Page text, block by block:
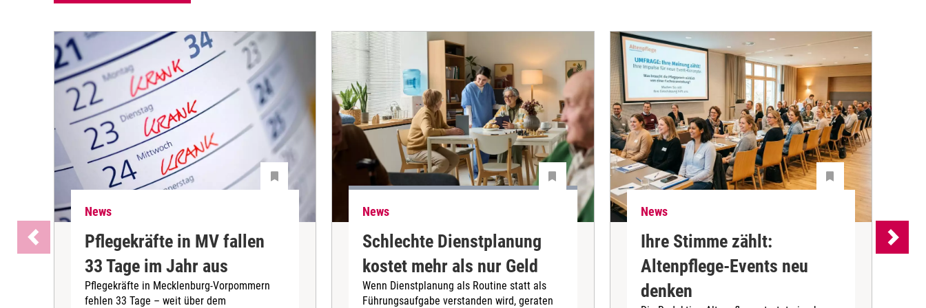
News
Pflegekräfte in MV fallen
33 Tage im Jahr aus
Pflegekräfte in Mecklenburg-Vorpommern
fehlen 33 Tage – weit über dem
News
Schlechte Dienstplanung
kostet mehr als nur Geld
Wenn Dienstplanung als Routine statt als
Führungsaufgabe verstanden wird, geraten
News
Ihre Stimme zählt:
Altenpflege-Events neu
denken